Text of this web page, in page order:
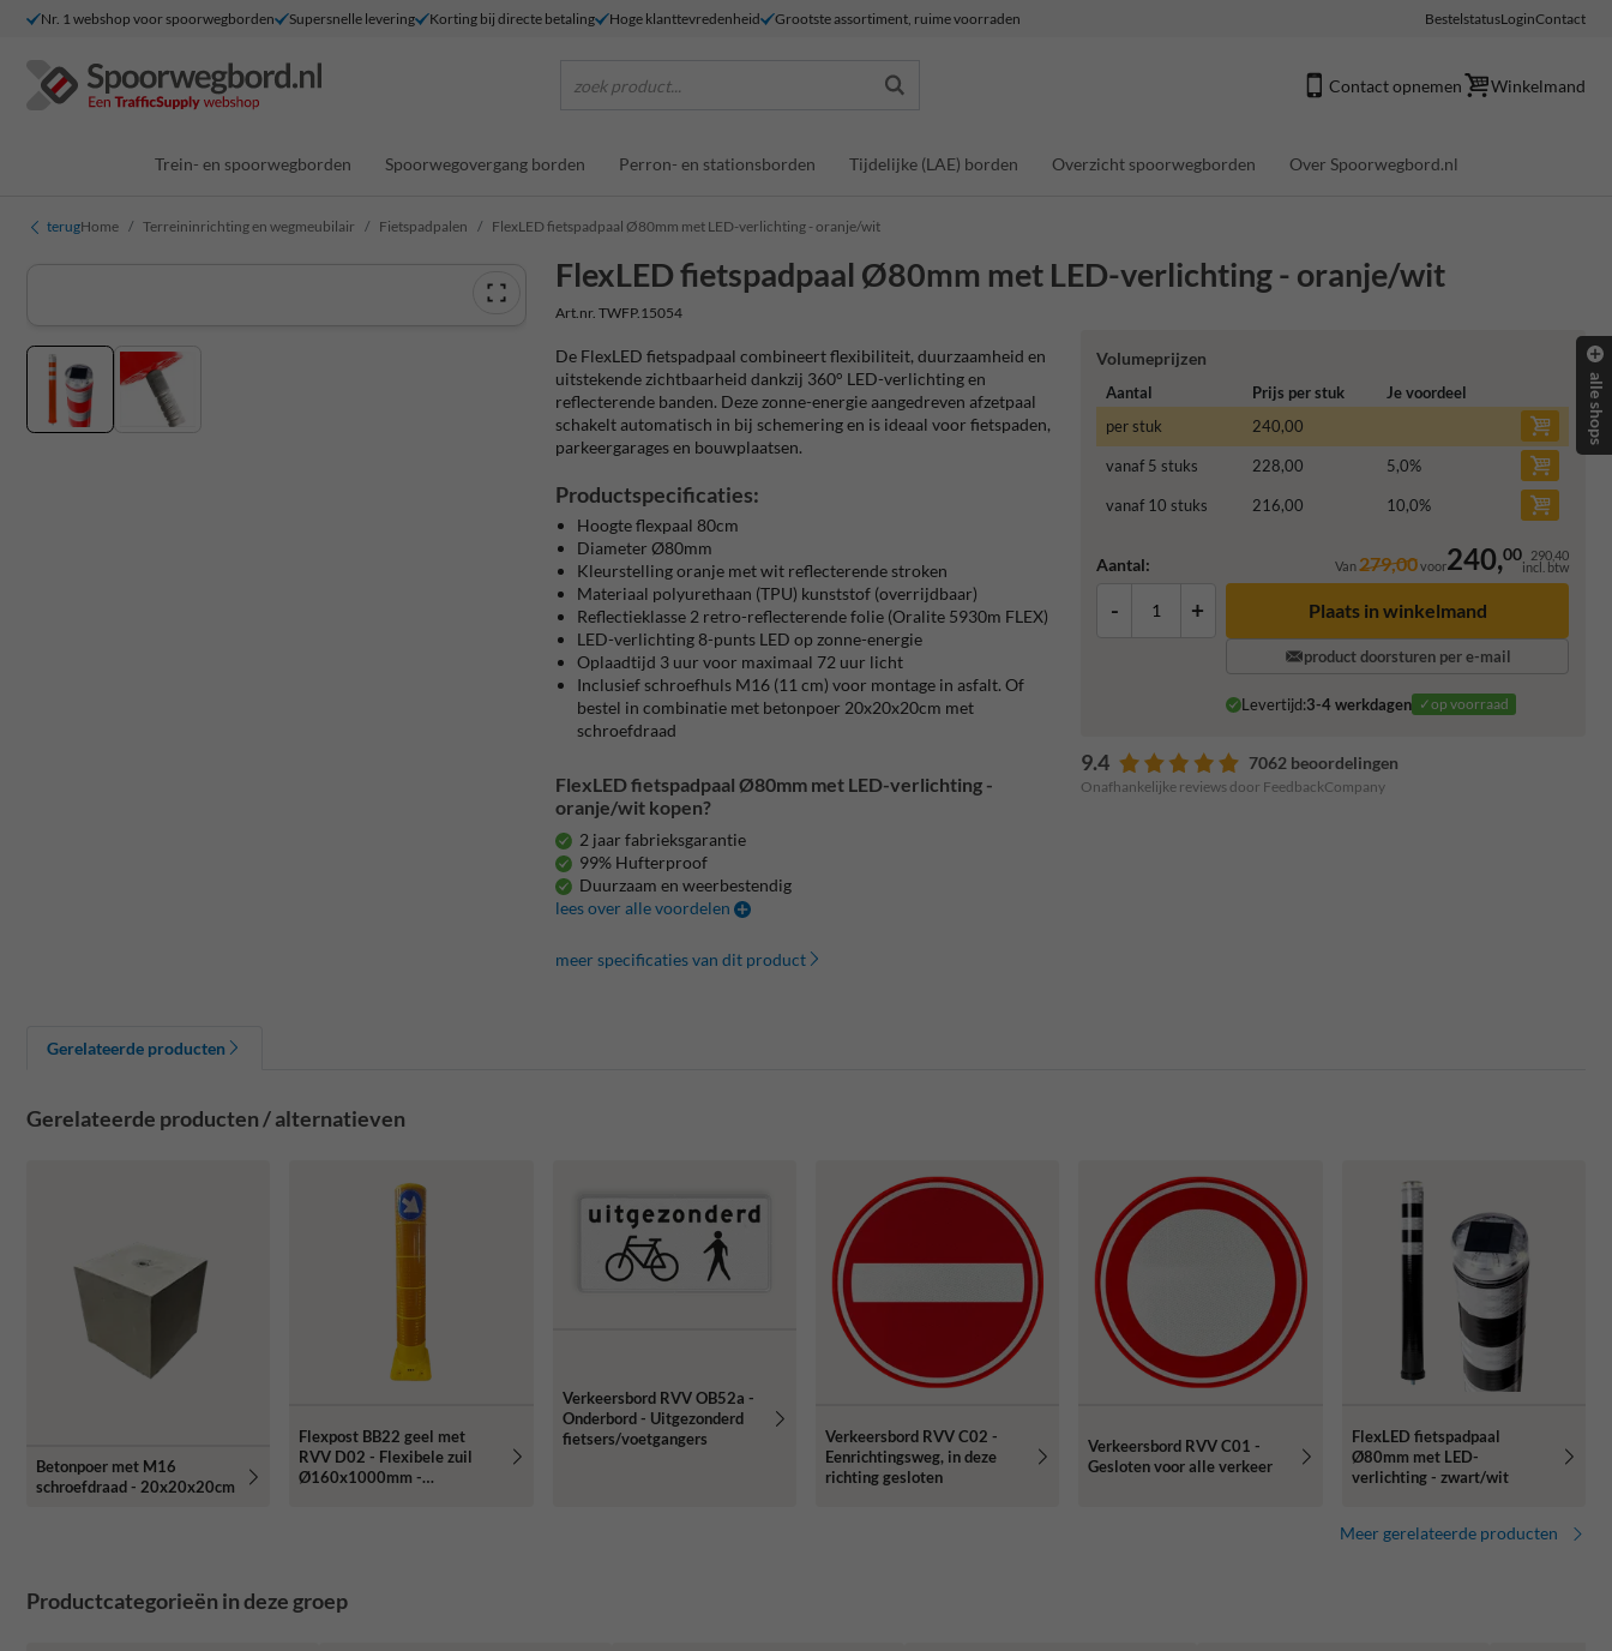
Nr. 1 webshop voor spoorwegborden Supersnelle levering Korting bij directe betaling Hoge klanttevredenheid Grootste assortiment, ruime voorraden BestelstatusLoginContact
zoek product... Contact opnemen Winkelmand
Trein- en spoorwegborden Spoorwegovergang borden Perron- en stationsborden Tijdelijke (LAE) borden Overzicht spoorwegborden Over Spoorwegbord.nl
terugHome Terreininrichting en wegmeubilair Fietspadpalen FlexLED fietspadpaal Ø80mm met LED-verlichting - oranje/wit
FlexLED fietspadpaal Ø80mm met LED-verlichting - oranje/wit
Art.nr. TWFP.15054
Volumeprijzen
Aantal Prijs per stuk
Je voordeel
per stuk
240,00
vanaf 5 stuks 228,00 5,0%
vanaf 10 stuks 216,00 10,0%
Aantal: Van279,00voor240,00 290,40
incl. btw
- + Plaats in winkelmand
product doorsturen per e-mail
Levertijd:3-4 werkdagen ✓op voorraad
9.4 7062 beoordelingen
Onafhankelijke reviews door FeedbackCompany
De FlexLED fietspadpaal combineert flexibiliteit, duurzaamheid en
uitstekende zichtbaarheid dankzij 360° LED-verlichting en
reflecterende banden. Deze zonne-energie aangedreven afzetpaal
schakelt automatisch in bij schemering en is ideaal voor fietspaden,
parkeergarages en bouwplaatsen.
Productspecificaties:
Hoogte flexpaal 80cm
Diameter Ø80mm
Kleurstelling oranje met wit reflecterende stroken
Materiaal polyurethaan (TPU) kunststof (overrijdbaar)
Reflectieklasse 2 retro-reflecterende folie (Oralite 5930m FLEX)
LED-verlichting 8-punts LED op zonne-energie
Oplaadtijd 3 uur voor maximaal 72 uur licht
Inclusief schroefhuls M16 (11 cm) voor montage in asfalt. Of
bestel in combinatie met betonpoer 20x20x20cm met
schroefdraad
FlexLED fietspadpaal Ø80mm met LED-verlichting -
oranje/wit kopen?
2 jaar fabrieksgarantie
99% Hufterproof
Duurzaam en weerbestendig
lees over alle voordelen
meer specificaties van dit product
Gerelateerde producten
Gerelateerde producten / alternatieven
Betonpoer met M16
schroefdraad - 20x20x20cm
Flexpost BB22 geel met
RVV D02 - Flexibele zuil
Ø160x1000mm -
Verkeersbord RVV OB52a -
Onderbord - Uitgezonderd
fietsers/voetgangers
Verkeersbord RVV C02 -
Eenrichtingsweg, in deze
richting gesloten
Verkeersbord RVV C01 -
Gesloten voor alle verkeer
FlexLED fietspadpaal
Ø80mm met LED-
verlichting - zwart/wit
Meer gerelateerde producten
Productcategorieën in deze groep
alle shops